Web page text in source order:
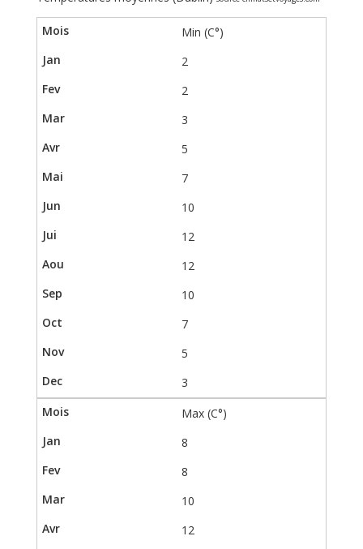
Min (C°)
2
2
3
5
7
10
12
12
10
7
5
3
Max (C°)
8
8
10
12